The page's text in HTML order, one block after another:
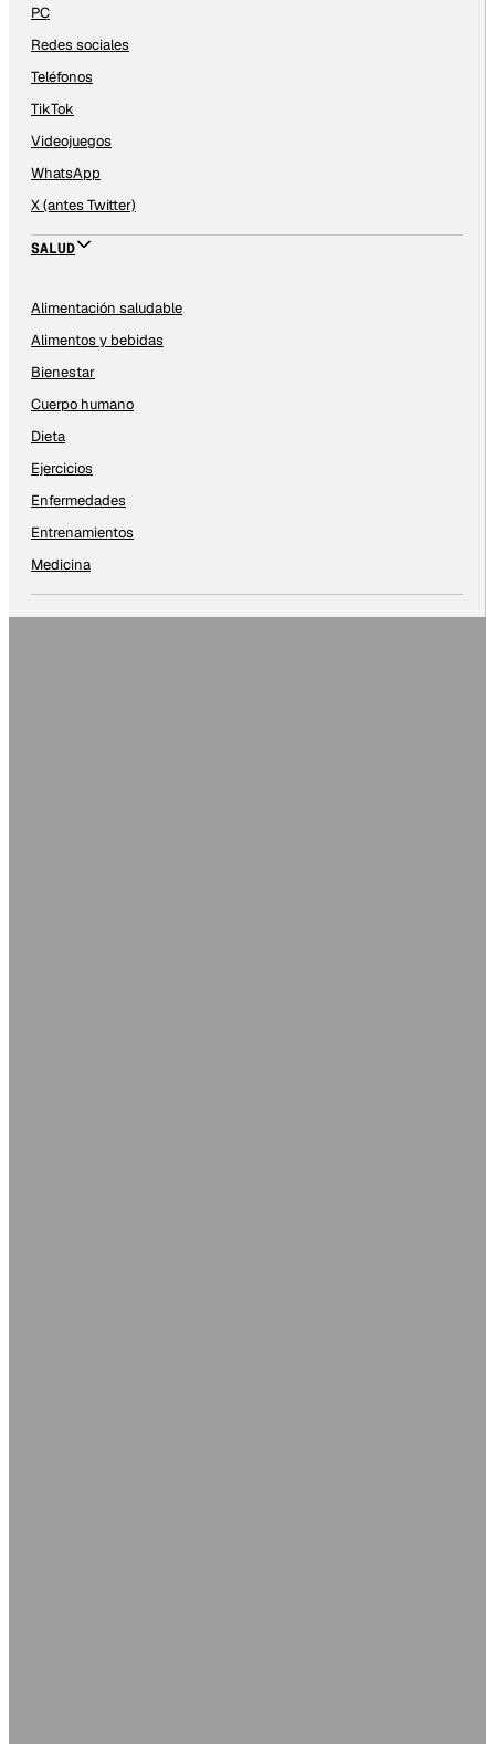
PC
Redes sociales
Teléfonos
TikTok
Videojuegos
WhatsApp
X (antes Twitter)
SALUD
Alimentación saludable
Alimentos y bebidas
Bienestar
Cuerpo humano
Dieta
Ejercicios
Enfermedades
Entrenamientos
Medicina